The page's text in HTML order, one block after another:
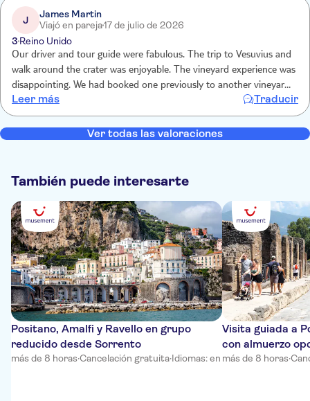
J
James Martin
Viajó en pareja17 de julio de 2026
3 Reino Unido
Our driver and tour guide were fabulous. The trip to Vesuvius and
walk around the crater was enjoyable. The vineyard experience was
disappointing. We had booked one previously to another vineyard
and it was really enjoyable. Well organised with a good amount of
wine served with each course and good descriptions of the wines
given. This unfortunately was not our experience with this. Food
Leer más Traducir
Ver todas las valoraciones
También puede interesarte
Positano, Amalfi y Ravello en grupo
reducido desde Sorrento
más de 8 horas·Cancelación gratuita·Idiomas: en
Visita guiada a
con almuerzo
más de 8 horas·